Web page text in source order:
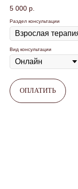
5 000 р.
Раздел консультации
Вид консультации
ОПЛАТИТЬ